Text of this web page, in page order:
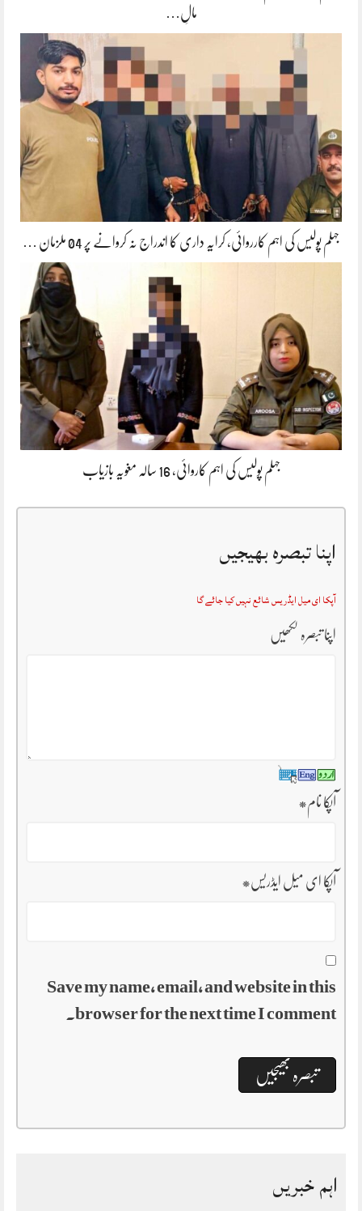
مالِ…
جہلم پولیس کی اہم کارروائی، کرایہ داری کا اندراج نہ کروانے پر 04 ملزمان …
جہلم پولیس کی اہم کاروائی، 16 سالہ مغویہ بازیاب
اپنا تبصرہ بھیجیں
آپکا ای میل ایڈریس شائع نہیں کیا جائے گا
اپنا تبصرہ لکھیں
آپکا نام*
آپکا ای میل ایڈریس*
Save my name, email, and website in this
browser for the next time I comment.
اہم خبریں